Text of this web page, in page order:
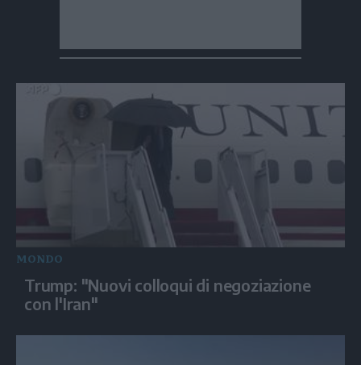
MONDO
Trump: "Nuovi colloqui di negoziazione
con l'Iran"